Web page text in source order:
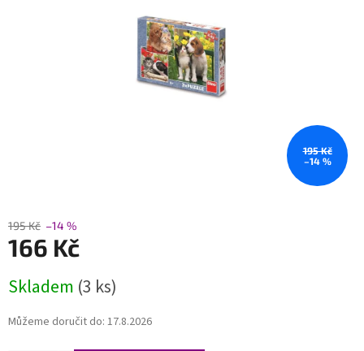
195 Kč
–14 %
195 Kč –14 %
166 Kč
cena:
Skladem (3 ks)
Můžeme doručit do: 17.8.2026